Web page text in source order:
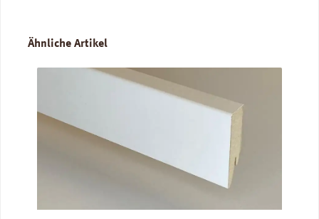
Produktgalerie überspringen
Ähnliche Artikel